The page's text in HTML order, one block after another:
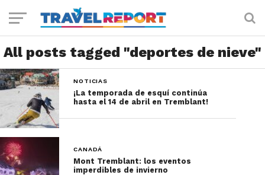
All posts tagged "deportes de nieve"
NOTICIAS
¡La temporada de esquí continúa
hasta el 14 de abril en Tremblant!
CANADÁ
Mont Tremblant: los eventos
imperdibles de invierno